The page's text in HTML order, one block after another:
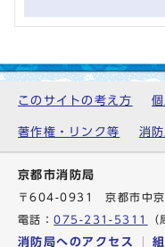
このサイトの考え方
著作権・リンク等 消
京都市消防局
〒604-0931 京都市中京
電話：075-231-5311
消防局へのアクセス